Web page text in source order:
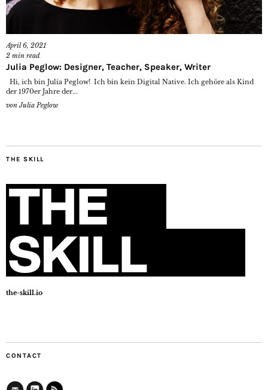
April 6, 2021
2 min read
Julia Peglow: Designer, Teacher, Speaker, Writer
Hi, ich bin Julia Peglow! Ich bin kein Digital Native. Ich gehöre als Kind
der 1970er Jahre der...
vonJulia Peglow
THE SKILL
the-skill.io
CONTACT